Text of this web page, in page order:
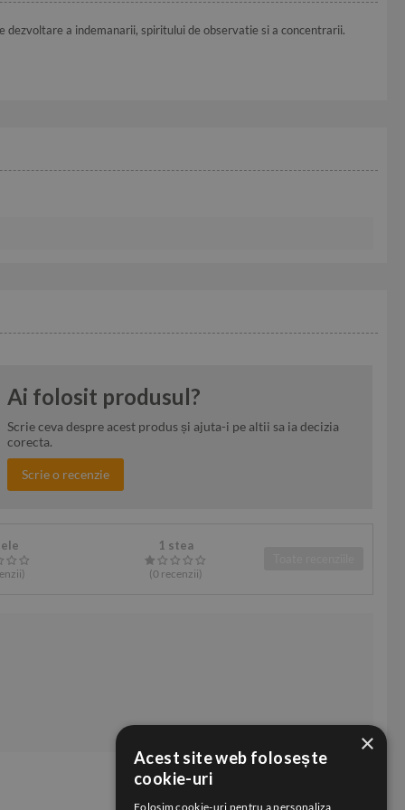
a indemanarii, spiritului de observatie si a concentrarii.
Ai folosit produsul?
Scrie ceva despre acest produs și ajuta-i pe altii sa ia decizia
corecta.
Scrie o recenzie
)
1 stea
(0recenzii)
×
Acest site web folosește
cookie-uri
Folosim cookie-uri pentru a personaliza